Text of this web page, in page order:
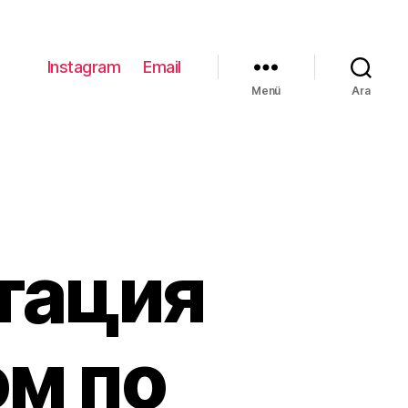
Instagram Email
Menü Ara
по